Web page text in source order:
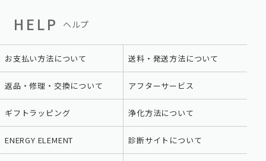
HELP ヘルプ
お支払い方法について 送料・発送方法について
返品・修理・交換について アフターサービス
ギフトラッピング 浄化方法について
ENERGY ELEMENT 診断サイトについて